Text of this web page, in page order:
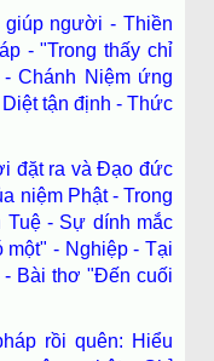
người - Thiền
- "Trong thấy chỉ
Chánh Niệm ứng
tận định - Thức
đặt ra và Đạo đức
niệm Phật - Trong
- Sự dính mắc
- Nghiệp - Tại
Bài thơ "Đến cuối
rồi quên: Hiểu